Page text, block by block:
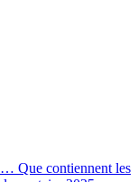
Que contiennent les